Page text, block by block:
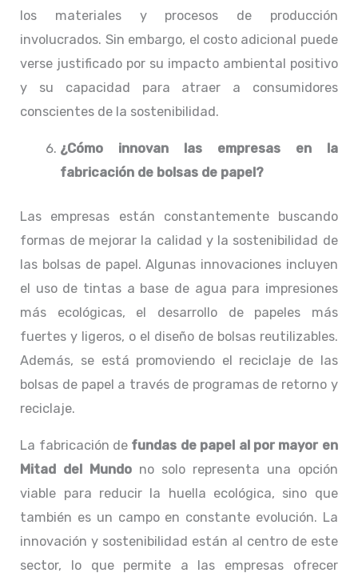
los materiales y procesos de producción
involucrados. Sin embargo, el costo adicional puede
verse justificado por su impacto ambiental positivo
y su capacidad para atraer a consumidores
conscientes de la sostenibilidad.
¿Cómo innovan las empresas en la
fabricación de bolsas de papel?
Las empresas están constantemente buscando
formas de mejorar la calidad y la sostenibilidad de
las bolsas de papel. Algunas innovaciones incluyen
el uso de tintas a base de agua para impresiones
más ecológicas, el desarrollo de papeles más
fuertes y ligeros, o el diseño de bolsas reutilizables.
Además, se está promoviendo el reciclaje de las
bolsas de papel a través de programas de retorno y
reciclaje.
La fabricación de fundas de papel al por mayor en
Mitad del Mundo no solo representa una opción
viable para reducir la huella ecológica, sino que
también es un campo en constante evolución. La
innovación y sostenibilidad están al centro de este
sector, lo que permite a las empresas ofrecer